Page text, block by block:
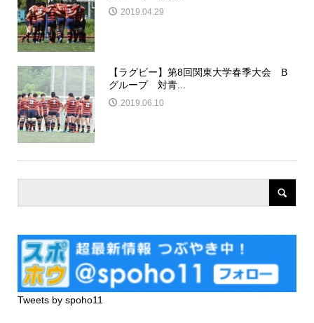
2019.04.29
【ラグビー】第8回関東大学春季大会 B
グループ 対青...
2019.06.10
Tweets by spoho11